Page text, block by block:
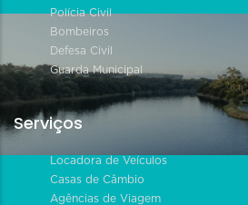
Polícia Civil
Bombeiros
Defesa Civil
Guarda Municipal
Serviços
Locadora de Veículos
Casas de Câmbio
Agências de Viagem